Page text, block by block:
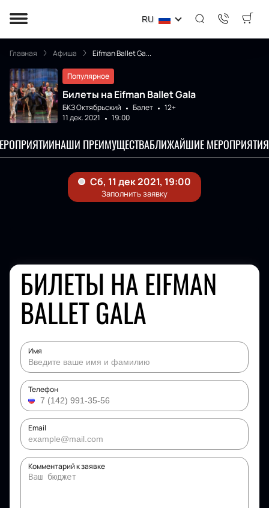
RU
Главная Афиша Eifman Ballet Ga...
Популярное
Билеты на Eifman Ballet Gala
БКЗ Октябрьский Балет
12+
11 дек. 2021
19:00
НАШИ ПРЕИМУЩЕСТВАБЛИЖАЙШИЕ МЕРОПРИЯТИЯ
БИЛЕТЫ НА EIFMAN
BALLET GALA
Имя
Телефон
Email
Комментарий к заявке